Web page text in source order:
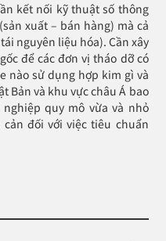
kết nối kỹ thuật số thông
xuất – bán hàng) mà cả
nguyên liệu hóa). Cần xây
để các đơn vị tháo dỡ có
nào sử dụng hợp kim gì và
Bản và khu vực châu Á bao
quy mô vừa và nhỏ
đối với việc tiêu chuẩn